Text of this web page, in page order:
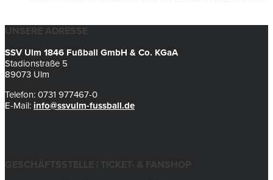
UNSERE ADRESSE
SSV Ulm 1846 Fußball GmbH & Co. KGaA
Stadionstraße 5
89073 Ulm
Telefon: 0731 977467-0
E-Mail: info@ssvulm-fussball.de
GESCHÄFTSSTELLE | TICKET- & FANSHOP